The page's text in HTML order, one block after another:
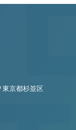
東京都杉並区